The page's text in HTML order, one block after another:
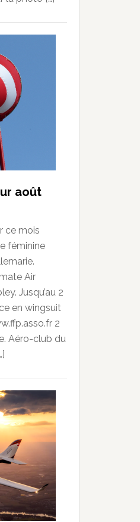
août
ce mois
féminine
Air
Jusqu’au 2
en wingsuit
2
Aéro-club du